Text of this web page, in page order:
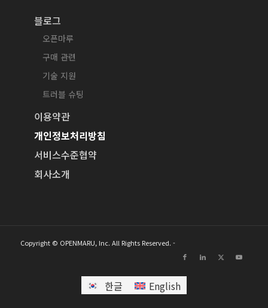
블로그
오픈마루
구매 관련
기술 지원
트러블 슈팅
이용약관
개인정보처리방침
서비스수준협약
회사소개
Copyright © OPENMARU, Inc. All Rights Reserved. -
한글 English